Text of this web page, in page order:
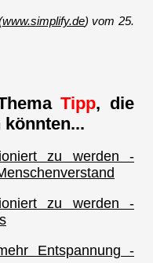
www.simplify.de) vom 25.
Tipp, die
zu werden -
zu werden -
Entspannung -